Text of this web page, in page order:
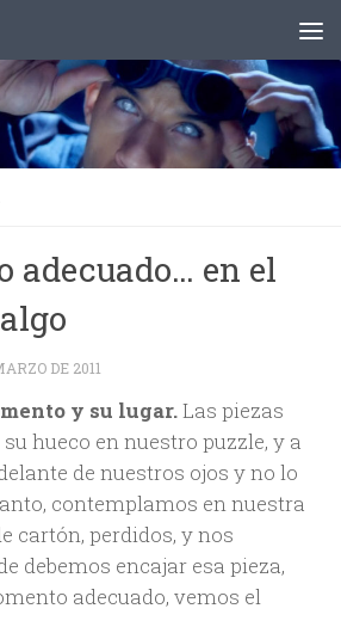
adecuado… en el
DE 2011
y su lugar.Las piezas
hueco en nuestro puzzle, y a
de nuestros ojos y no lo
contemplamos en nuestra
cartón, perdidos, y nos
debemos encajar esa pieza,
adecuado, vemos el